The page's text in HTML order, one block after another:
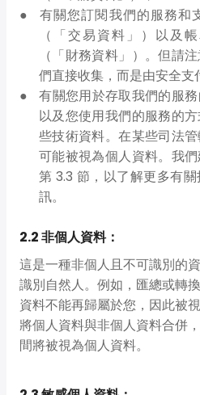
有關您訂閱我們的服務和
（「交易資料」）以及
（「財務資料」）。但請
們直接收集，而是由安全支
有關您用於存取我們的服務
以及您使用我們的服務的
些技術資料。在某些司法
可能被視為個人資料。我
第 3.3 節，以了解更多有
訊。
2.2 非個人資料：
這是一種非個人且不可識別的
識別自然人。例如，匯總或轉
資料不能再歸屬於您，因此被
將個人資料與非個人資料合併
間將被視為個人資料。